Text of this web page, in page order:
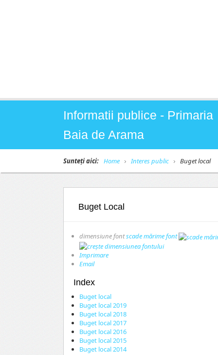
Informatii publice - Primaria
Baia de Arama
Sunteți aici: Home Interes public Buget local
Buget Local
dimensiune fontscade mărime font
Imprimare
Email
Index
Buget local
Buget local 2019
Buget local 2018
Buget local 2017
Buget local 2016
Buget local 2015
Buget local 2014